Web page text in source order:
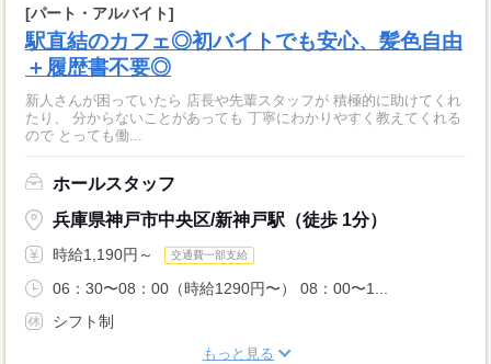
[パート・アルバイト]
駅直結のカフェ◎初バイトでも安心、髪色自由
＋履歴書不要◎
新人さんが困っていたら 店長や先輩スタッフが 積極的に助けてくれ
たり、 分からないことがあっても 丁寧にわかりやすく教えてくれる
ので とっても働...
ホールスタッフ
兵庫県神戸市中央区/新神戸駅（徒歩 1分）
時給1,190円～ 交通費一部支給
06：30〜08：00（時給1290円〜） 08：00〜1...
シフト制
もっと見る